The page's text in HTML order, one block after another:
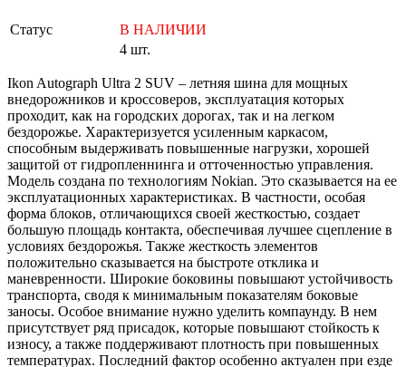
Статус
В НАЛИЧИИ
4 шт.
Ikon Autograph Ultra 2 SUV – летняя шина для мощных
внедорожников и кроссоверов, эксплуатация которых
проходит, как на городских дорогах, так и на легком
бездорожье. Характеризуется усиленным каркасом,
способным выдерживать повышенные нагрузки, хорошей
защитой от гидропленнинга и отточенностью управления.
Модель создана по технологиям Nokian. Это сказывается на ее
эксплуатационных характеристиках. В частности, особая
форма блоков, отличающихся своей жесткостью, создает
большую площадь контакта, обеспечивая лучшее сцепление в
условиях бездорожья. Также жесткость элементов
положительно сказывается на быстроте отклика и
маневренности. Широкие боковины повышают устойчивость
транспорта, сводя к минимальным показателям боковые
заносы. Особое внимание нужно уделить компаунду. В нем
присутствует ряд присадок, которые повышают стойкость к
износу, а также поддерживают плотность при повышенных
температурах. Последний фактор особенно актуален при езде